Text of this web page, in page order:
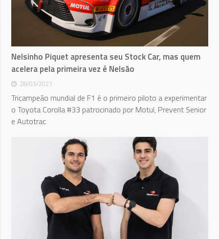
Nelsinho Piquet apresenta seu Stock Car, mas quem
acelera pela primeira vez é Nelsão
28/03/2021
Tricampeão mundial de F1 é o primeiro piloto a experimentar
o Toyota Corolla #33 patrocinado por Motul, Prevent Senior
e Autotrac